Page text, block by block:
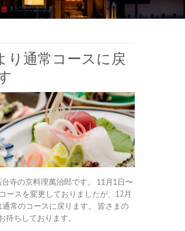
り通常コースに戻
寺の京料理萬治郎です。 11月1日〜
ースを変更しておりましたが、12月
通常のコースに戻ります。 皆さまの
待ちしております。